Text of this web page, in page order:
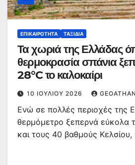
ΕΠΙΚΑΙΡΌΤΗΤΑ ΤΑΞΊΔΙΑ
Τα χωριά της Ελλάδας
θερμοκρασία σπάνια
28°C το καλοκαίρι
10 ΙΟΥΛΊΟΥ 2026
Ενώ σε πολλές περιοχές της
θερμόμετρο ξεπερνά εύκολα
και τους 40 βαθμούς